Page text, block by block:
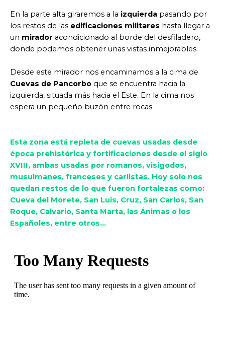
En la parte alta giraremos a la izquierda pasando por
los restos de las edificaciones militares hasta llegar a
un mirador acondicionado al borde del desfiladero,
donde podemos obtener unas vistas inmejorables.
Desde este mirador nos encaminamos a la cima de
Cuevas de Pancorbo que se encuentra hacia la
izquierda, situada más hacia el Este. En la cima nos
espera un pequeño buzón entre rocas.
Esta zona está repleta de cuevas usadas desde
época prehistórica y fortificaciones desde el siglo
XVIII, ambas usadas por romanos, visigodos,
musulmanes, franceses y carlistas. Hoy solo nos
quedan restos de lo que fueron fortalezas como:
Cueva del Morete, San Luis, Cruz, San Carlos, San
Roque, Calvario, Santa Marta, las Ánimas o los
Españoles, entre otros…